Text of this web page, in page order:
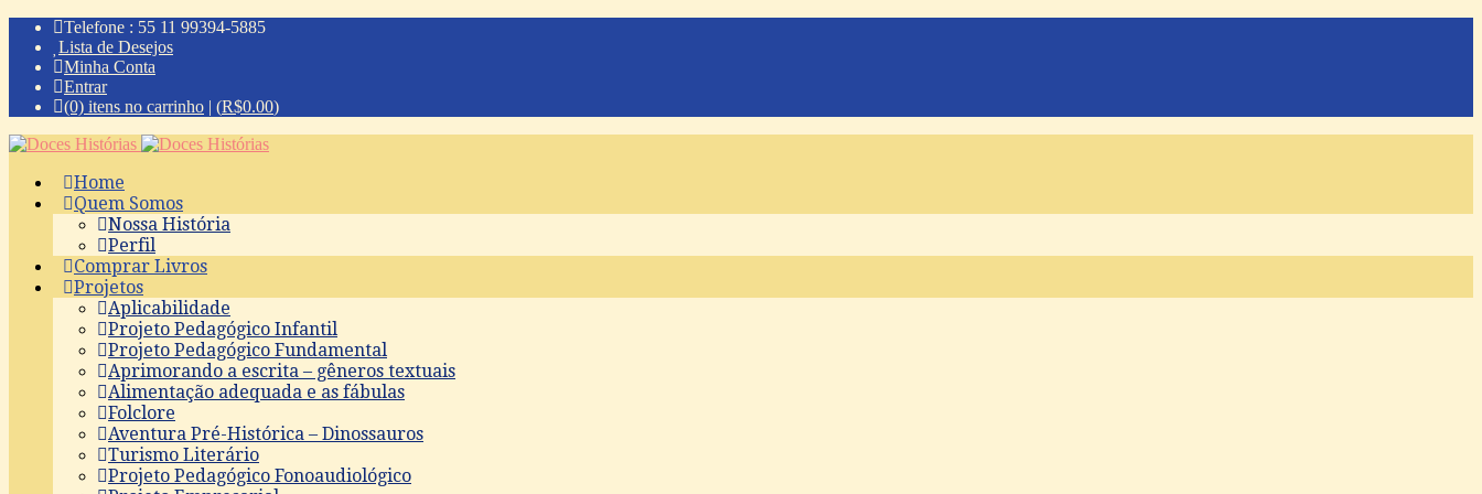
Telefone : 55 11 99394-5885
Lista de Desejos
Minha Conta
Entrar
(0) itens no carrinho | (R$0.00)
Home
Quem Somos
Nossa História
Perfil
Comprar Livros
Projetos
Aplicabilidade
Projeto Pedagógico Infantil
Projeto Pedagógico Fundamental
Aprimorando a escrita – gêneros textuais
Alimentação adequada e as fábulas
Folclore
Aventura Pré-Histórica – Dinossauros
Turismo Literário
Projeto Pedagógico Fonoaudiológico